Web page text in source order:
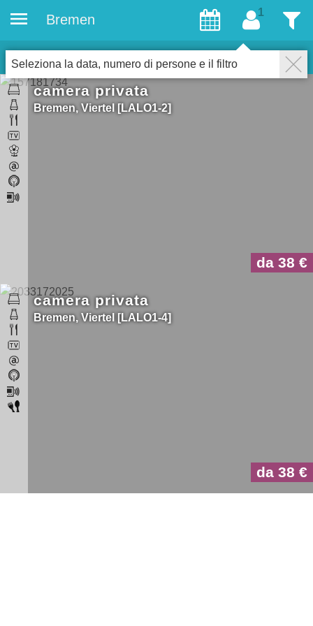
Bremen
ospiti
Filtro
Seleziona la data, numero di persone e il filtro
Chiudere
2 Alloggi
camera privata
Bremen Viertel LALO1-2
da 38
camera privata
Bremen Viertel LALO1-4
da 38